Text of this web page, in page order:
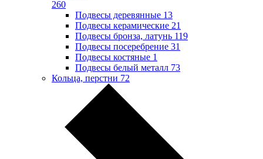
260
Подвесы деревянные 13
Подвесы керамические 21
Подвесы бронза, латунь 119
Подвесы посеребрение 31
Подвесы костяные 1
Подвесы белый металл 73
Кольца, перстни 72